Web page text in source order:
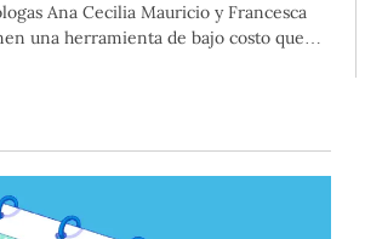
Ana Cecilia Mauricio y Francesca
una herramienta de bajo costo que
mapas, sistemas de información